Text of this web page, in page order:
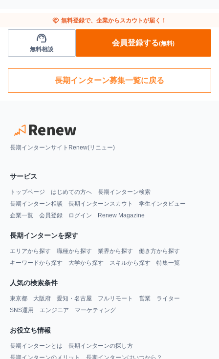
handshake 無料登録で、企業からスカウトが届く！
support_agent
無料相談
会員登録する(無料)
長期インターン募集一覧に戻る
長期インターンサイトRenew(リニュー)
サービス
トップページ はじめての方へ
長期インターン検索
長期インターン相談
長期インターンスカウト
学生インタビュー
企業一覧
会員登録 ログイン Renew Magazine
長期インターンを探す
エリアから探す 職種から探す 業界から探す
働き方から探す
キーワードから探す
大学から探す スキルから探す 特集一覧
人気の検索条件
東京都 大阪府 愛知・名古屋 フルリモート 営業
ライター
SNS運用
エンジニア マーケティング
お役立ち情報
長期インターンとは
長期インターンの探し方
長期インターンのメリット
長期インターンはいつから？